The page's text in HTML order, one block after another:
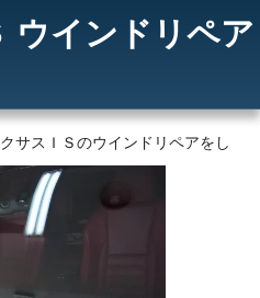
案内
の流れ
ウインドリペア
サスＩＳのウインドリペアをし